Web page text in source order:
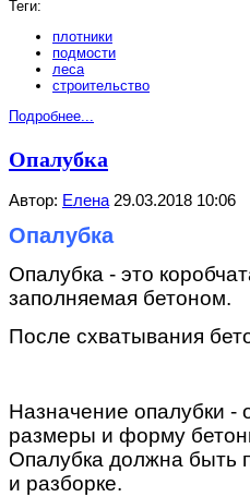
Теги:
плотники
подмости
леса
строительство
Подробнее...
Опалубка
Автор: Елена 29.03.2018 10:06
Опалубка
Опалубка - это
заполняемая бетоном.
После схватывания
Назначение опалубки -
размеры и форму
Опалубка должна быть
и разборке.